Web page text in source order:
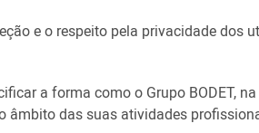
e o respeito pela privacidade dos
a forma como o Grupo BODET,
âmbito das suas atividades